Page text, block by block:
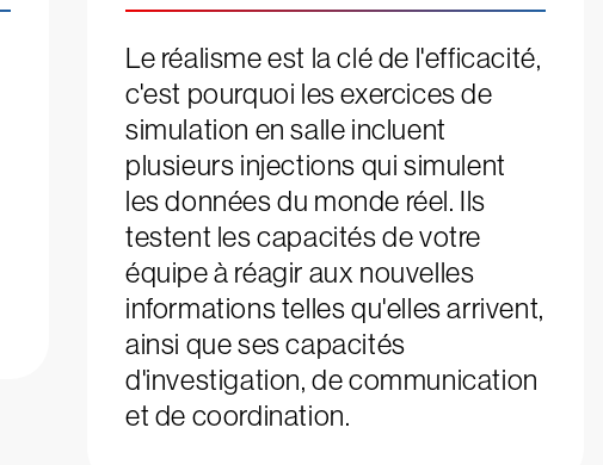
Le réalisme est la clé de l'efficacité,
c'est pourquoi les exercices de
simulation en salle incluent
plusieurs injections qui simulent
les données du monde réel. Ils
testent les capacités de votre
équipe à réagir aux nouvelles
informations telles qu'elles arrivent,
ainsi que ses capacités
d'investigation, de communication
et de coordination.